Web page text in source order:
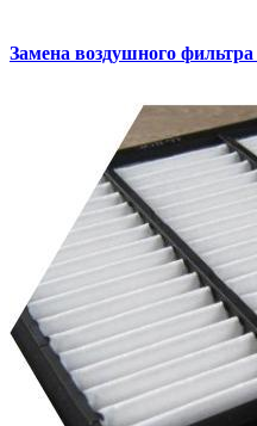
Замена воздушного фильтра